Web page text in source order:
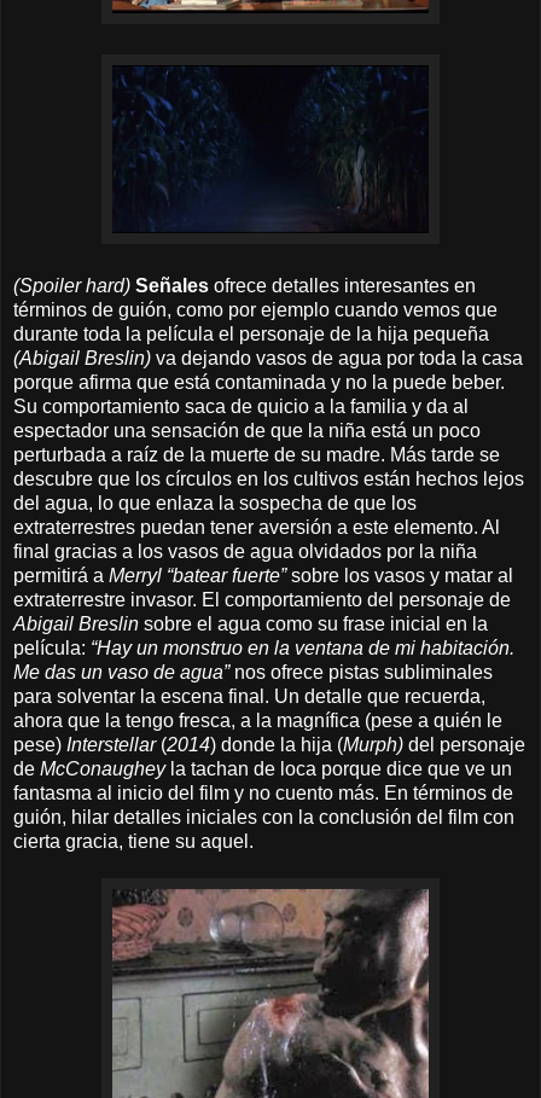
(Spoiler hard) Señales ofrece detalles interesantes en
términos de guión, como por ejemplo cuando vemos que
durante toda la película el personaje de la hija pequeña
(Abigail Breslin) va dejando vasos de agua por toda la casa
porque afirma que está contaminada y no la puede beber.
Su comportamiento saca de quicio a la familia y da al
espectador una sensación de que la niña está un poco
perturbada a raíz de la muerte de su madre. Más tarde se
descubre que los círculos en los cultivos están hechos lejos
del agua, lo que enlaza la sospecha de que los
extraterrestres puedan tener aversión a este elemento. Al
final gracias a los vasos de agua olvidados por la niña
permitirá a Merryl “batear fuerte”sobre los vasos y matar al
extraterrestre invasor. El comportamiento del personaje de
Abigail Breslin sobre el agua como su frase inicial en la
película: “Hay un monstruo en la ventana de mi habitación.
Me das un vaso de agua” nos ofrece pistas subliminales
para solventar la escena final. Un detalle que recuerda,
ahora que la tengo fresca, a la magnífica (pese a quién le
pese) Interstellar (2014) donde la hija (Murph) del personaje
de McConaugheyla tachan de loca porque dice que ve un
fantasma al inicio del film y no cuento más. En términos de
guión, hilar detalles iniciales con la conclusión del film con
cierta gracia, tiene su aquel.